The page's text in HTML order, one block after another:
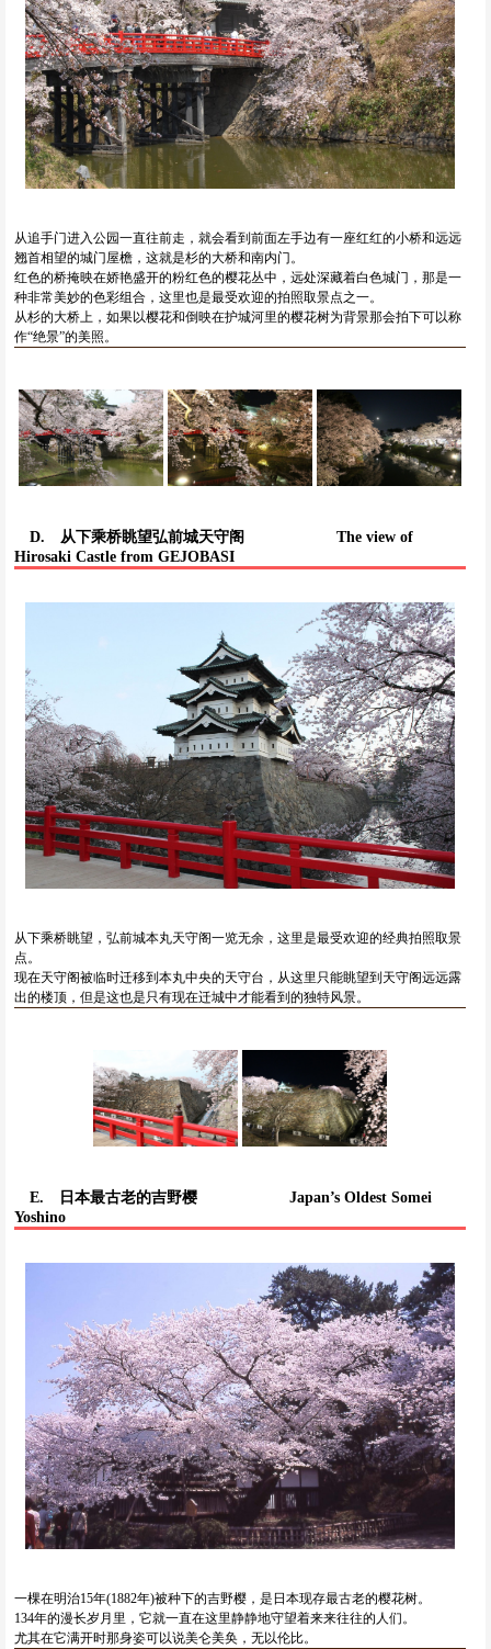
从追手门进入公园一直往前走，就会看到前面左手边有一座红红的小桥和远远
翘首相望的城门屋檐，这就是杉的大桥和南内门。
红色的桥掩映在娇艳盛开的粉红色的樱花丛中，远处深藏着白色城门，那是一
种非常美妙的色彩组合，这里也是最受欢迎的拍照取景点之一。
从杉的大桥上，如果以樱花和倒映在护城河里的樱花树为背景那会拍下可以称
作“绝景”的美照。
D. 从下乘桥眺望弘前城天守阁
The view of
Hirosaki Castle from GEJOBASI
从下乘桥眺望，弘前城本丸天守阁一览无余，这里是最受欢迎的经典拍照取景
点。
现在天守阁被临时迁移到本丸中央的天守台，从这里只能眺望到天守阁远远露
出的楼顶，但是这也是只有现在迁城中才能看到的独特风景。
E. 日本最古老的吉野樱
Japan’s Oldest Somei
Yoshino
一棵在明治15年(1882年)被种下的吉野樱，是日本现存最古老的樱花树。
134年的漫长岁月里，它就一直在这里静静地守望着来来往往的人们。
尤其在它满开时那身姿可以说美仑美奂，无以伦比。